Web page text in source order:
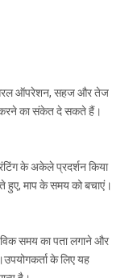
सरल ऑपरेशन, सहज और तेज
करने का संकेत दे सकते हैं।
के अकेले प्रदर्शन किया
माप के समय को बचाएं।
समय का पता लगाने और
के लिए यह